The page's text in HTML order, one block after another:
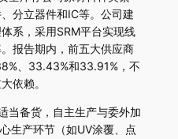
分立器件和IC等。公司建
系，采用SRM平台实现线
报告期内，前五大供应商
、33.43%和33.91%，不
依赖。
当备货，自主生产与委外加
生产环节（如UV涂覆、点